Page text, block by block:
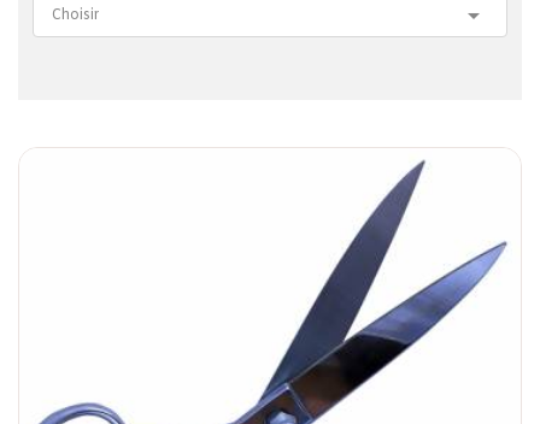
Choisir 